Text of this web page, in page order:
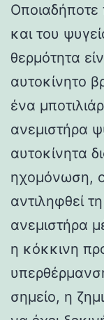
και του
θερμότητα
αυτοκίνητο
ένα
ανεμιστήρα
αυτοκίνητα
ηχομόνωση,
αντιληφθεί
ανεμιστήρα
η κόκκινη
σημείο, η